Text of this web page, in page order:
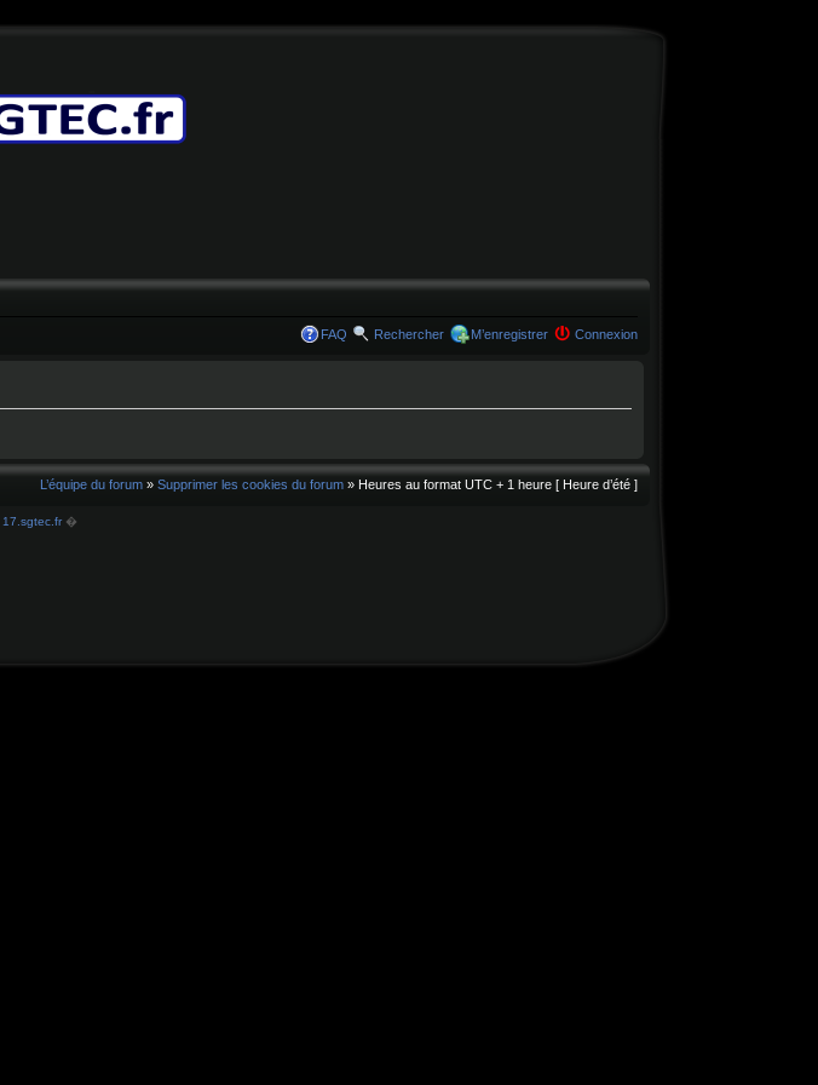
FAQ Rechercher M’enregistrer Connexion
L’équipe du forum » Supprimer les cookies du forum » Heures au format UTC + 1 heure [ Heure d’été ]
17.sgtec.fr�